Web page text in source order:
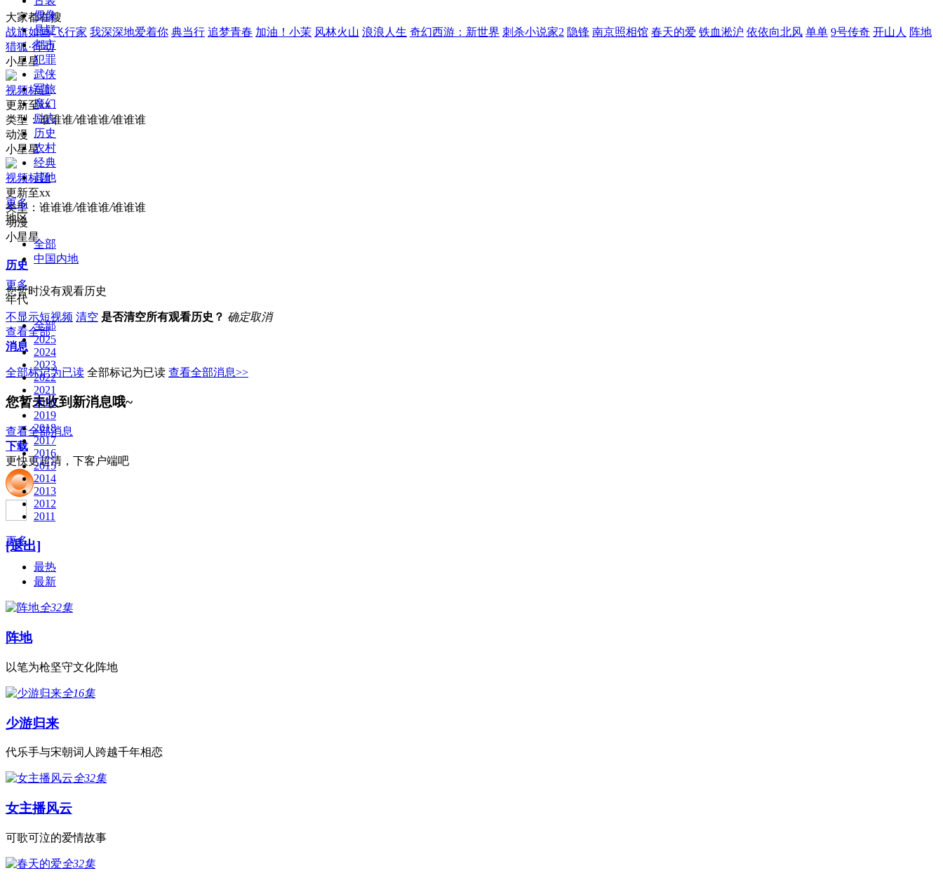
大家都在搜
战旗如画 飞行家 我深深地爱着你 典当行 追梦青春 加油！小茉 风林火山 浪浪人生 奇幻西游：新世界 刺杀小说家2 隐锋 南京照相馆 春天的爱 铁血淞沪 依依向北风 单单 9号传奇 开山人 阵地
猎狐·行动
小星星
视频标题
更新至xx
类型：谁谁谁/谁谁谁/谁谁谁
动漫
小星星
视频标题
更新至xx
类型： 谁谁谁/谁谁谁/谁谁谁
动漫
小星星
历史
您暂时没有观看历史
不显示短视频 清空 是否清空所有观看历史？ 确定取消
查看全部
消息
全部标记为已读 全部标记为已读 查看全部消息>>
您暂未收到新消息哦~
查看全部消息
下载
更快更超清，下客户端吧
[退出]
偶像
悬疑
都市
犯罪
武侠
军旅
魔幻
励志
历史
农村
经典
其他
更多
地区
全部
中国内地
更多
年代
全部
2025
2024
2023
2022
2021
2020
2019
2018
2017
2016
2015
2014
2013
2012
2011
更多
最热
最新
全32集
阵地
以笔为枪坚守文化阵地
全16集
少游归来
代乐手与宋朝词人跨越千年相恋
全32集
女主播风云
可歌可泣的爱情故事
全32集